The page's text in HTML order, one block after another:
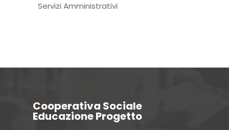
Servizi Amministrativi
Cooperativa Sociale
Educazione Progetto